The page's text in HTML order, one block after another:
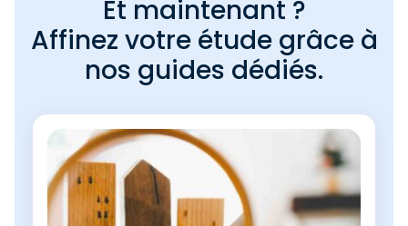
Et maintenant ?
Affinez votre étude grâce à
nos guides dédiés.